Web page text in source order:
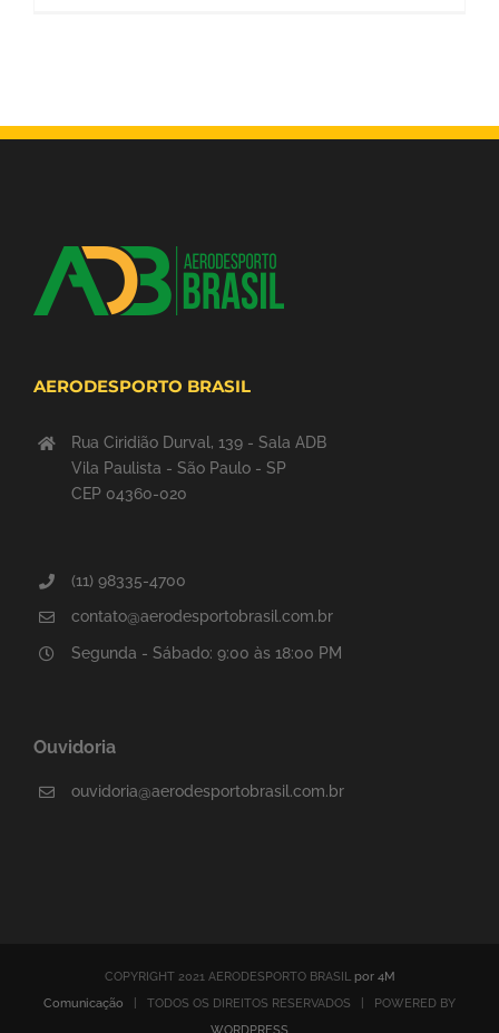
AERODESPORTO BRASIL
Rua Ciridião Durval, 139 - Sala ADB
Vila Paulista - São Paulo - SP
CEP 04360-020
(11) 98335-4700
contato@aerodesportobrasil.com.br
Segunda - Sábado: 9:00 às 18:00 PM
Ouvidoria
ouvidoria@aerodesportobrasil.com.br
COPYRIGHT 2021 AERODESPORTO BRASIL por 4M
Comunicação | TODOS OS DIREITOS RESERVADOS | POWERED BY